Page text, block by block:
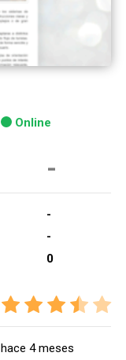
Online
-
-
-
0
hace 4 meses